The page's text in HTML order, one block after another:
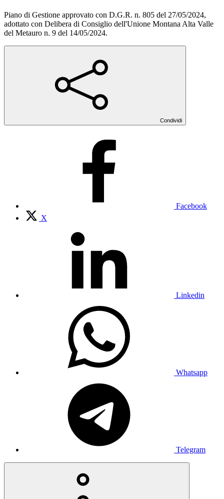
Piano di Gestione approvato con D.G.R. n. 805 del 27/05/2024,
adottato con Delibera di Consiglio dell'Unione Montana Alta Valle
del Metauro n. 9 del 14/05/2024.
Condividi
Facebook
X
Linkedin
Whatsapp
Telegram